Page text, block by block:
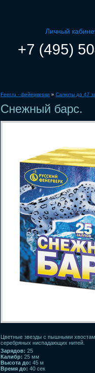
Личный
+7 (495)
Feer.ru - фейерверки » Салюты до 47
Снежный барс.
Цветные звезды с пышными
серебряных ниспадающих нитей.
Зарядов: 25
Калибр: 25 мм
Высота до: 45 м
Время до: 40 сек